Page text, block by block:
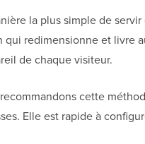
la plus simple de
qui redimensionne et livre
de chaque visiteur.
cette
Elle est rapide à